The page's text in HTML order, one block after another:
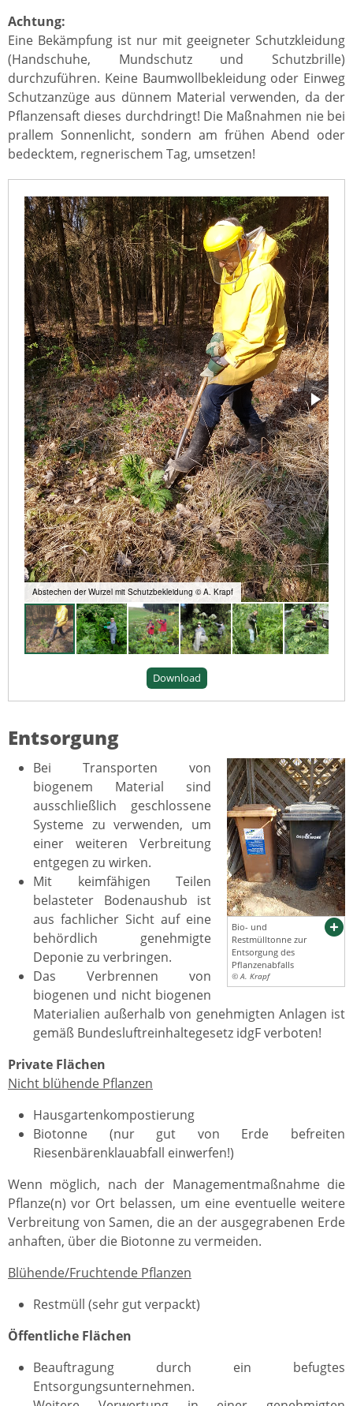
Achtung:
Eine Bekämpfung ist nur mit geeigneter Schutzkleidung
(Handschuhe, Mundschutz und Schutzbrille)
durchzuführen. Keine Baumwollbekleidung oder Einweg
Schutzanzüge aus dünnem Material verwenden, da der
Pflanzensaft dieses durchdringt! Die Maßnahmen nie bei
prallem Sonnenlicht, sondern am frühen Abend oder
bedecktem, regnerischem Tag, umsetzen!
Abstechen der Wurzel mit Schutzbekleidung © A. Krapf
Download
Entsorgung
Bio- und
Restmülltonne zur
Entsorgung des
Pflanzenabfalls
© A. Krapf
Bei Transporten von
biogenem Material sind
ausschließlich geschlossene
Systeme zu verwenden, um
einer weiteren Verbreitung
entgegen zu wirken.
Mit keimfähigen Teilen
belasteter Bodenaushub ist
aus fachlicher Sicht auf eine
behördlich genehmigte
Deponie zu verbringen.
Das Verbrennen von
biogenen und nicht biogenen
Materialien außerhalb von genehmigten Anlagen ist
gemäß Bundesluftreinhaltegesetz idgF verboten!
Private Flächen
Nicht blühende Pflanzen
Hausgartenkompostierung
Biotonne (nur gut von Erde befreiten
Riesenbärenklauabfall einwerfen!)
Wenn möglich, nach der Managementmaßnahme die
Pflanze(n) vor Ort belassen, um eine eventuelle weitere
Verbreitung von Samen, die an der ausgegrabenen Erde
anhaften, über die Biotonne zu vermeiden.
Blühende/Fruchtende Pflanzen
Restmüll (sehr gut verpackt)
Öffentliche Flächen
Beauftragung durch ein befugtes
Entsorgungsunternehmen.